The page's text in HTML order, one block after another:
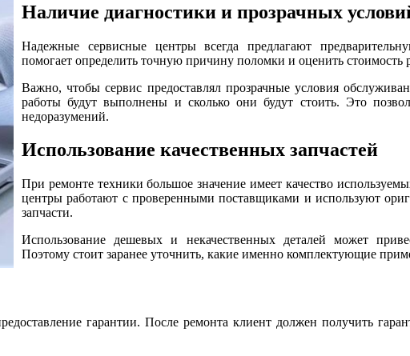
Наличие диагностики и прозрачных
Надежные сервисные центры всегда предлагают
помогает определить точную причину поломки и оценить стоимость
Важно, чтобы сервис предоставлял прозрачные условия
работы будут выполнены и сколько они будут стоить. Это
недоразумений.
Использование качественных запчастей
При ремонте техники большое значение имеет качество
центры работают с проверенными поставщиками и используют
запчасти.
Использование дешевых и некачественных деталей может
Поэтому стоит заранее уточнить, какие именно комплектующие
гарантии. После ремонта клиент должен получить